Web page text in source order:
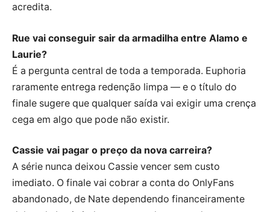
acredita.
Rue vai conseguir sair da armadilha entre Alamo e
Laurie?
É a pergunta central de toda a temporada. Euphoria
raramente entrega redenção limpa — e o título do
finale sugere que qualquer saída vai exigir uma crença
cega em algo que pode não existir.
Cassie vai pagar o preço da nova carreira?
A série nunca deixou Cassie vencer sem custo
imediato. O finale vai cobrar a conta do OnlyFans
abandonado, de Nate dependendo financeiramente